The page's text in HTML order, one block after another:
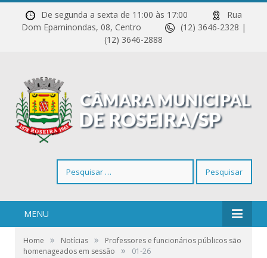
De segunda a sexta de 11:00 às 17:00
Rua
Dom Epaminondas, 08, Centro
(12) 3646-2328 |
(12) 3646-2888
por:
MENU
Home » Notícias »
Professores e funcionários públicos são
homenageados em sessão
» 01-26